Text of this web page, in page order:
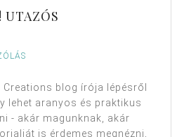
UTAZÓS
Creations blog írója lépésről
lehet aranyos és praktikus
- akár magunknak, akár
is érdemes megnézni,